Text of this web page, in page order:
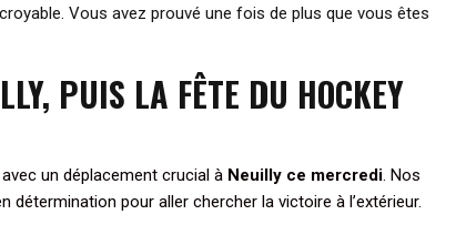
Vous avez prouvé une fois de plus que vous êtes
PUIS LA FÊTE DU HOCKEY
un déplacement crucial à Neuilly ce mercredi. Nos
pour aller chercher la victoire à l’extérieur.